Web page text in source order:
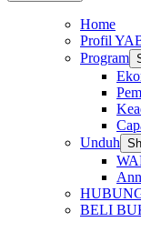
Home
Profil
Program
Unduh
BELI